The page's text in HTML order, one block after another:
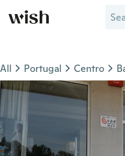
All Portugal Centro